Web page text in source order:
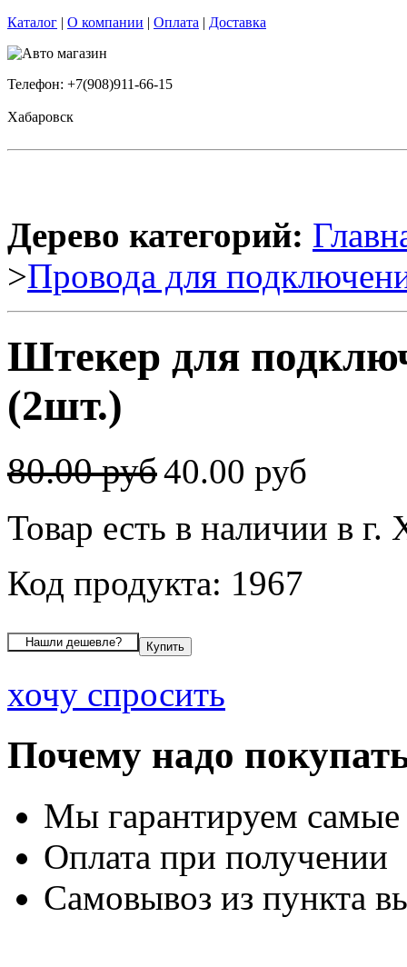
Каталог | О компании | Оплата | Доставка
Телефон: +7(908)911-66-15
Хабаровск
Дерево категорий:
>Провода для
Штекер для
(2шт.)
80.00 руб40.00 руб
Товар есть в наличии в г.
Код продукта: 1967
хочу спросить
Почему надо
Мы гарантируем
Оплата при получении
Самовывоз из пункта